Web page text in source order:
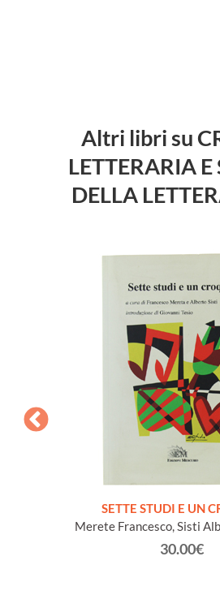
Altri libri su
LETTERARIA
DELLA
SETTE STUDI E UN
Merete Francesco, Sisti
30.00€